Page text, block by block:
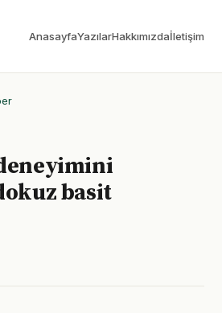
AnasayfaYazılarHakkımızdaİletişim
basit